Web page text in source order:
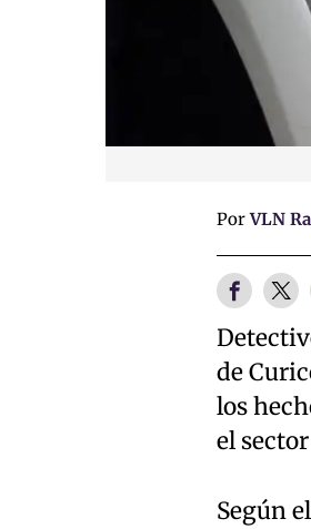
PorVLN
de
los
el
Según